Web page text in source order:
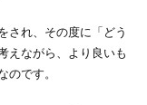
され、その度に「どう
えながら、より良いも
です。